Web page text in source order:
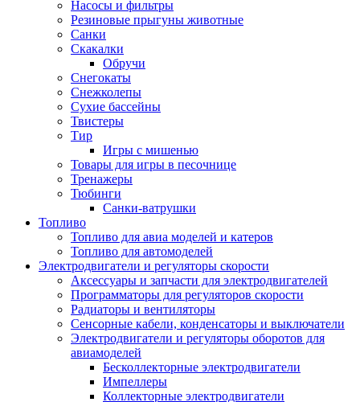
Насосы и фильтры
Резиновые прыгуны животные
Санки
Скакалки
Обручи
Снегокаты
Снежколепы
Сухие бассейны
Твистеры
Тир
Игры с мишенью
Товары для игры в песочнице
Тренажеры
Тюбинги
Санки-ватрушки
Топливо
Топливо для авиа моделей и катеров
Топливо для автомоделей
Электродвигатели и регуляторы скорости
Аксессуары и запчасти для электродвигателей
Программаторы для регуляторов скорости
Радиаторы и вентиляторы
Сенсорные кабели, конденсаторы и выключатели
Электродвигатели и регуляторы оборотов для
авиамоделей
Бесколлекторные электродвигатели
Импеллеры
Коллекторные электродвигатели